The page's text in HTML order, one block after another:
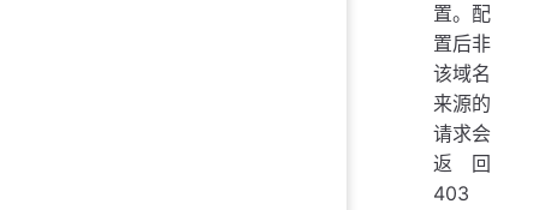
置。配
置后非
该域名
来源的
请求会
返回
403